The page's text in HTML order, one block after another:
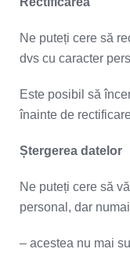
Ne puteți cere să
dvs cu caracter
Este posibil să
înainte de
Ștergerea
Ne puteți cere să
personal, dar
– acestea nu mai